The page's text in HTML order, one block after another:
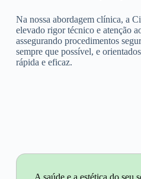
Na nossa abordagem clínica, a
elevado rigor técnico e atenção
assegurando procedimentos
sempre que possível, e
rápida e eficaz.
A saúde e a estética do seu